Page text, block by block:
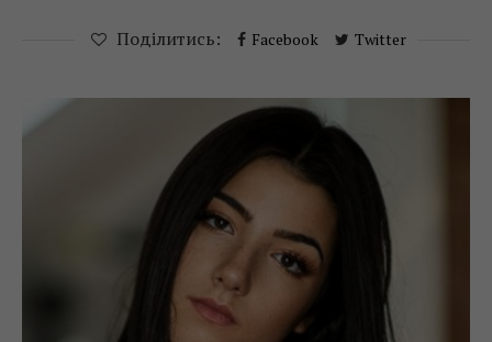
Поділитись: Facebook Twitter